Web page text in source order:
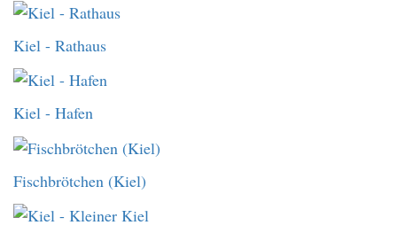
Kiel - Rathaus
Kiel - Hafen
Fischbrötchen (Kiel)